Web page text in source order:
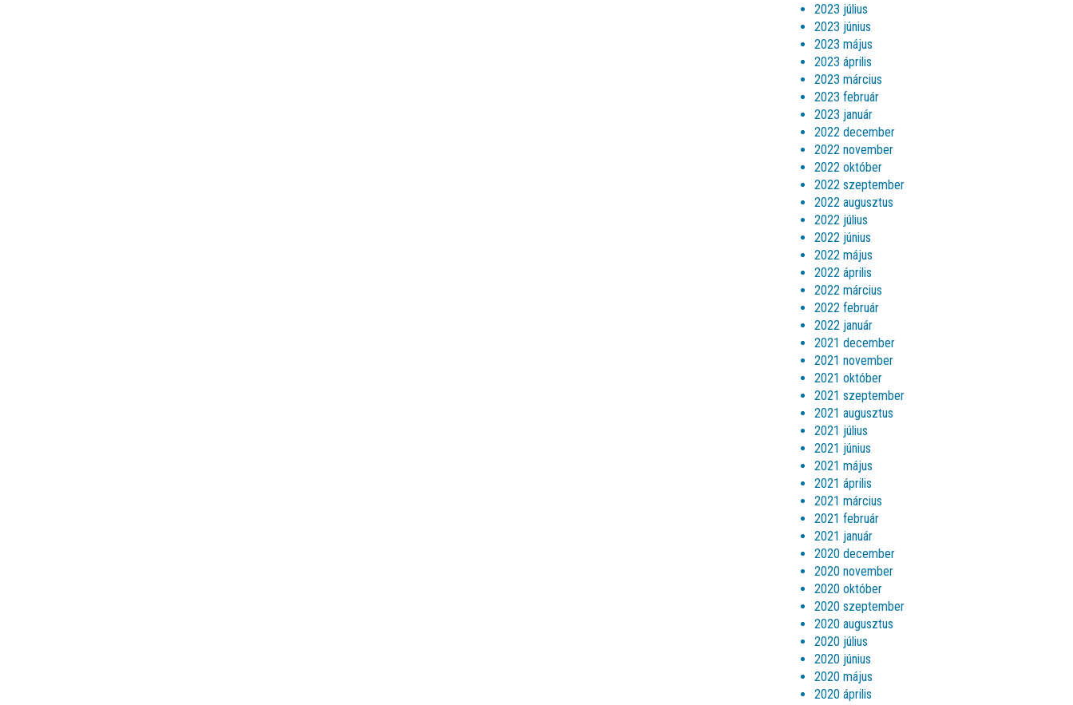
2023 július
2023 június
2023 május
2023 április
2023 március
2023 február
2023 január
2022 december
2022 november
2022 október
2022 szeptember
2022 augusztus
2022 július
2022 június
2022 május
2022 április
2022 március
2022 február
2022 január
2021 december
2021 november
2021 október
2021 szeptember
2021 augusztus
2021 július
2021 június
2021 május
2021 április
2021 március
2021 február
2021 január
2020 december
2020 november
2020 október
2020 szeptember
2020 augusztus
2020 július
2020 június
2020 május
2020 április